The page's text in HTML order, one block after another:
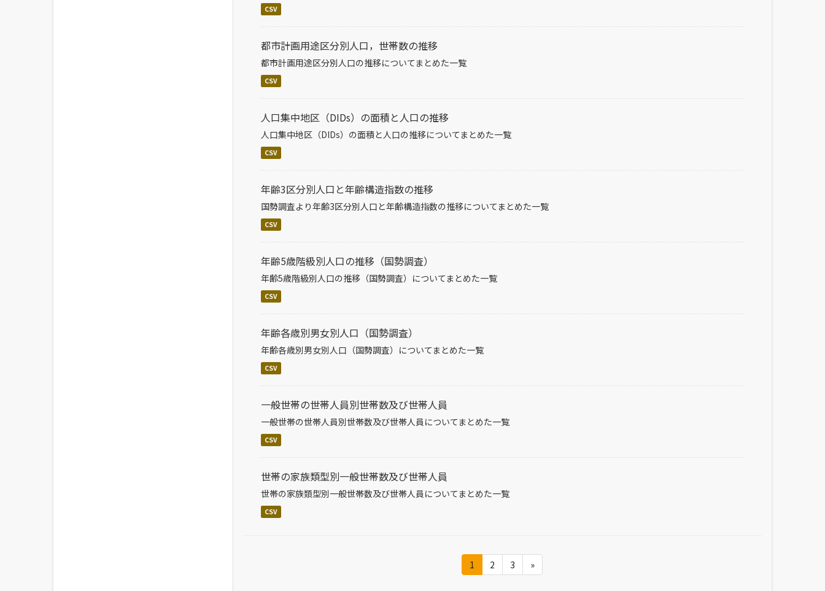
CSV
都市計画用途区分別人口，世帯数の推移
都市計画用途区分別人口の推移についてまとめた一覧
CSV
人口集中地区（DIDs）の面積と人口の推移
人口集中地区（DIDs）の面積と人口の推移についてまとめた一覧
CSV
年齢3区分別人口と年齢構造指数の推移
国勢調査より年齢3区分別人口と年齢構造指数の推移についてまとめた一覧
CSV
年齢5歳階級別人口の推移（国勢調査）
年齢5歳階級別人口の推移（国勢調査）についてまとめた一覧
CSV
年齢各歳別男女別人口（国勢調査）
年齢各歳別男女別人口（国勢調査）についてまとめた一覧
CSV
一般世帯の世帯人員別世帯数及び世帯人員
一般世帯の世帯人員別世帯数及び世帯人員についてまとめた一覧
CSV
世帯の家族類型別一般世帯数及び世帯人員
世帯の家族類型別一般世帯数及び世帯人員についてまとめた一覧
CSV
1 2 3 »